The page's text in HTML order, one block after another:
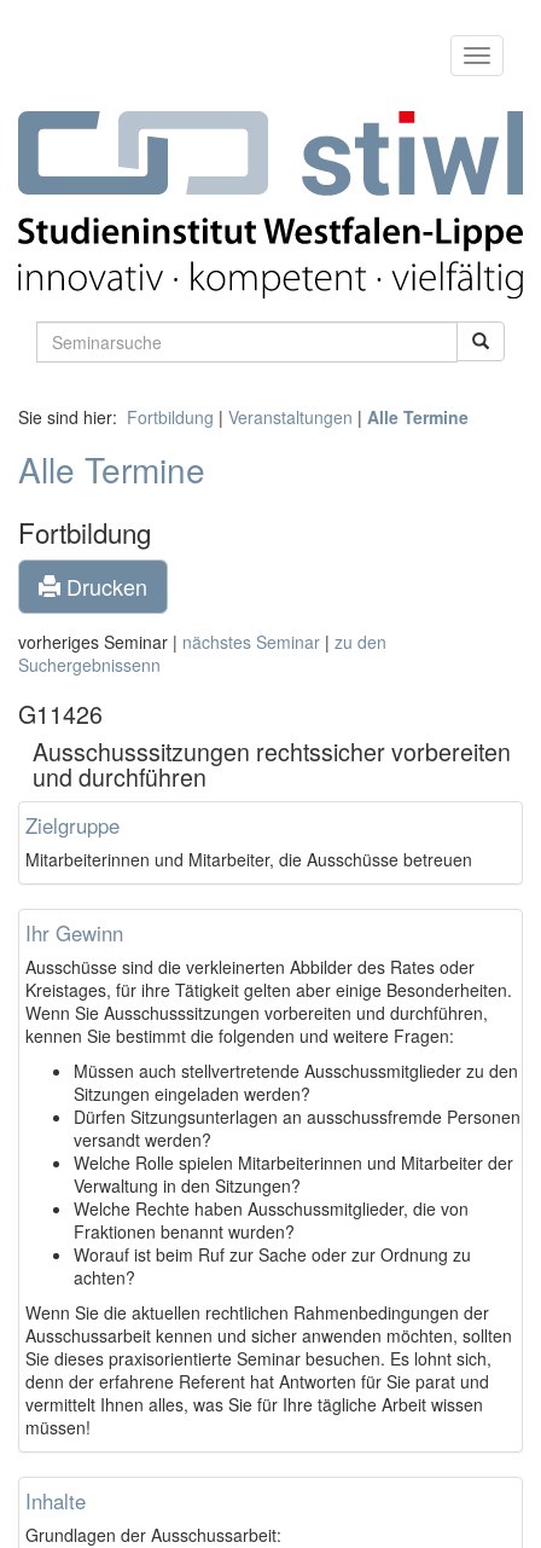
Sie sind hier: Fortbildung | Veranstaltungen | Alle Termine
Alle Termine
Fortbildung
Drucken
vorheriges Seminar | nächstes Seminar | zu den
Suchergebnissenn
G11426
Ausschusssitzungen rechtssicher vorbereiten
und durchführen
Zielgruppe
Mitarbeiterinnen und Mitarbeiter, die Ausschüsse betreuen
Ihr Gewinn
Ausschüsse sind die verkleinerten Abbilder des Rates oder
Kreistages, für ihre Tätigkeit gelten aber einige Besonderheiten.
Wenn Sie Ausschusssitzungen vorbereiten und durchführen,
kennen Sie bestimmt die folgenden und weitere Fragen:
Müssen auch stellvertretende Ausschussmitglieder zu den
Sitzungen eingeladen werden?
Dürfen Sitzungsunterlagen an ausschussfremde Personen
versandt werden?
Welche Rolle spielen Mitarbeiterinnen und Mitarbeiter der
Verwaltung in den Sitzungen?
Welche Rechte haben Ausschussmitglieder, die von
Fraktionen benannt wurden?
Worauf ist beim Ruf zur Sache oder zur Ordnung zu
achten?
Wenn Sie die aktuellen rechtlichen Rahmenbedingungen der
Ausschussarbeit kennen und sicher anwenden möchten, sollten
Sie dieses praxisorientierte Seminar besuchen. Es lohnt sich,
denn der erfahrene Referent hat Antworten für Sie parat und
vermittelt Ihnen alles, was Sie für Ihre tägliche Arbeit wissen
müssen!
Inhalte
Grundlagen der Ausschussarbeit: